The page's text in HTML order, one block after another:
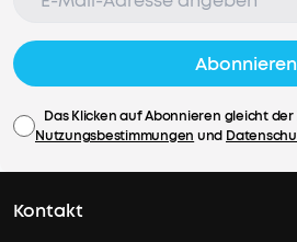
Abonnieren
Das Klicken auf Abonnieren gleicht
Nutzungsbestimmungen und
Kontakt